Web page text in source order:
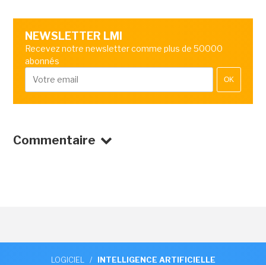
NEWSLETTER LMI
Recevez notre newsletter comme plus de 50000
abonnés
OK
Commentaire
LOGICIEL / INTELLIGENCE ARTIFICIELLE